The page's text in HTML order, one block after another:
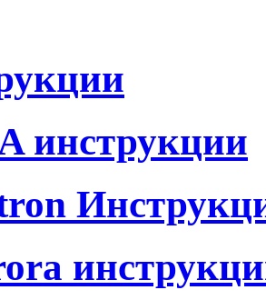
инструкции